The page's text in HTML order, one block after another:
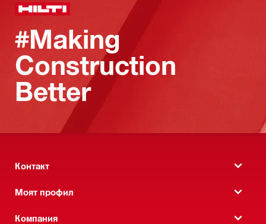
#Making
Construction
Better
Контакт
Моят профил
Компания